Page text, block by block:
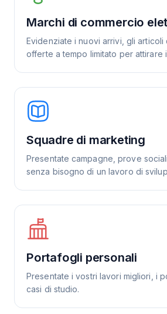
Marchi di commercio
Evidenziate i nuovi arrivi, gli
offerte a tempo limitato per attirare
Squadre di marketing
Presentate campagne, prove
senza bisogno di un lavoro di
Portafogli personali
Presentate i vostri lavori migliori, i
casi di studio.